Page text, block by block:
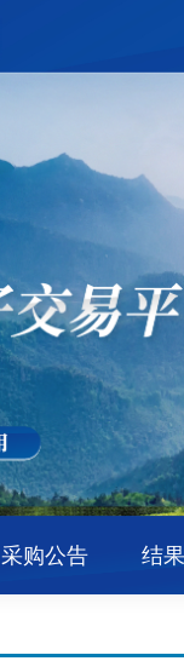
采购公告 结